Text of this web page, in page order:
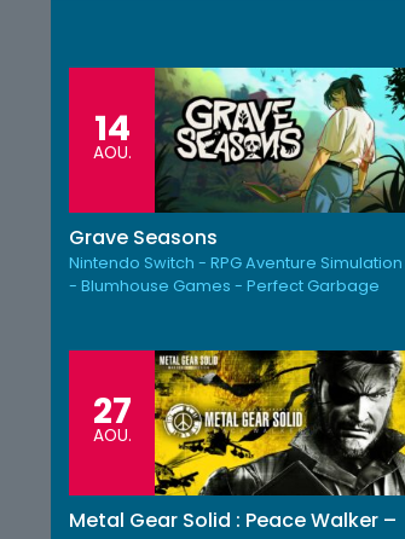
14
AOU.
Grave Seasons
Nintendo Switch - RPG Aventure Simulation
- Blumhouse Games - Perfect Garbage
27
AOU.
Metal Gear Solid : Peace Walker –